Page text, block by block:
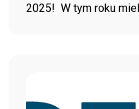
2025! W tym roku